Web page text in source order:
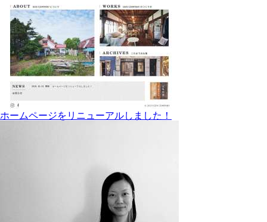
ホームページをリニューアルしました！